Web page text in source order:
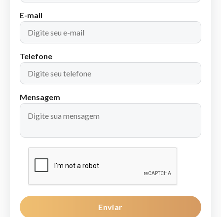
E-mail
Telefone
Mensagem
Enviar